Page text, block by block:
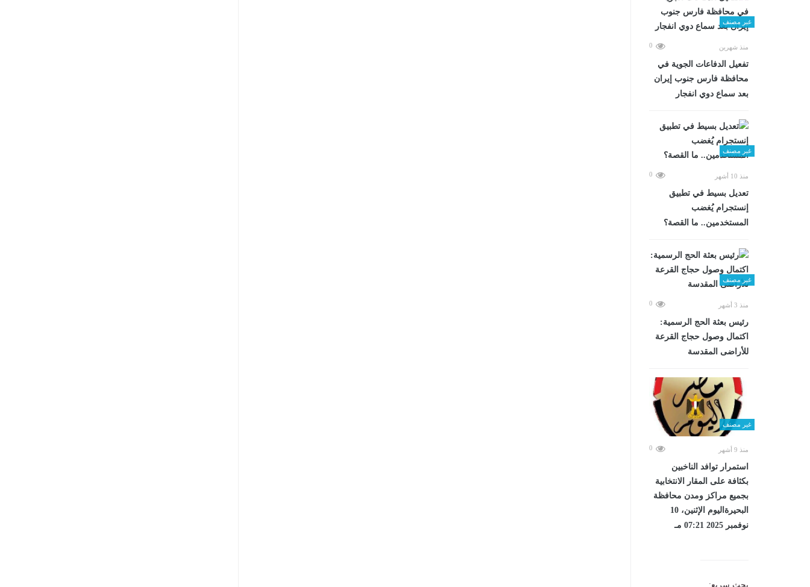
غير مصنف
منذ شهرين 0
تفعيل الدفاعات الجوية في
محافظة فارس جنوب إيران
بعد سماع دوي انفجار
غير مصنف
منذ 10 أشهر 0
تعديل بسيط في تطبيق
إنستجرام يُغضب
المستخدمين.. ما القصة؟
غير مصنف
منذ 3 أشهر 0
رئيس بعثة الحج الرسمية:
اكتمال وصول حجاج القرعة
للأراضى المقدسة
غير مصنف
منذ 9 أشهر 0
استمرار توافد الناخبين
بكثافة على المقار الانتخابية
بجميع مراكز ومدن محافظة
البحيرةاليوم الإثنين، 10
نوفمبر 2025 07:21 مـ
بحث سريع: